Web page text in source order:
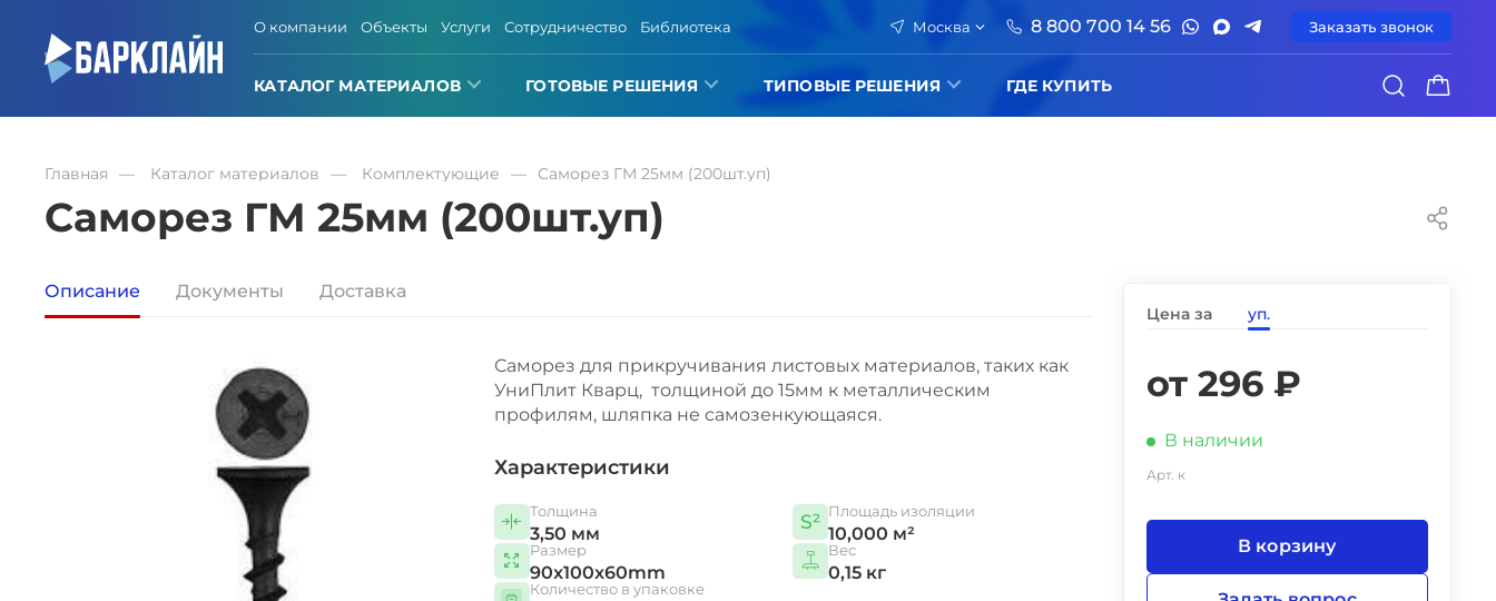
Москва 8 800 700 14 56 Заказать звонок
КАТАЛОГ МАТЕРИАЛОВ ГОТОВЫЕ РЕШЕНИЯ ТИПОВЫЕ РЕШЕНИЯ ГДЕ КУПИТЬ
О компании Объекты Услуги Сотрудничество Библиотека
Главная Каталог материалов Комплектующие Саморез ГМ 25мм (200шт.уп)
Саморез ГМ 25мм (200шт.уп)
Описание Документы Доставка
Саморез для прикручивания листовых материалов, таких как
УниПлит Кварц, толщиной до 15мм к металлическим
профилям, шляпка не самозенкующаяся.
Характеристики
Толщина
3,50 мм
Площадь изоляции
10,000 м²
Размер
90x100x60mm
Вес
0,15 кг
Количество в упаковке
Цена за уп.
от 296 ₽
В наличии
Арт. к
В корзину